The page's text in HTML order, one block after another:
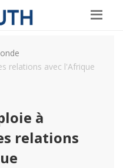
relations avec l'Afrique
à
relations